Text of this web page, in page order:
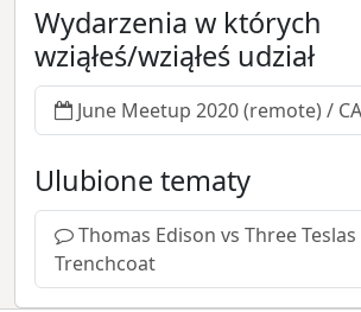
Wydarzenia w których
wziąłeś/wziąłeś udział
June Meetup 2020 (remote) /
Ulubione tematy
Thomas Edison vs Three Teslas
Trenchcoat